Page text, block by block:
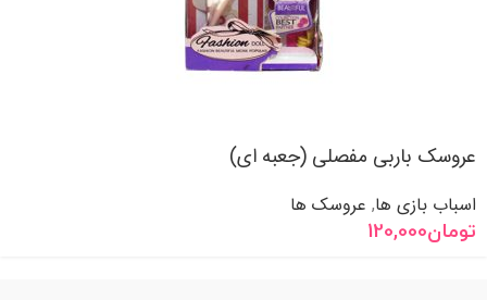
عروسک باربی مفصلی (جعبه ای)
اسباب بازی ها, عروسک ها
تومان120,000